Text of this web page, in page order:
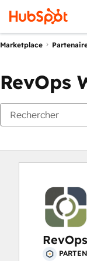
Marketplace
RevOps